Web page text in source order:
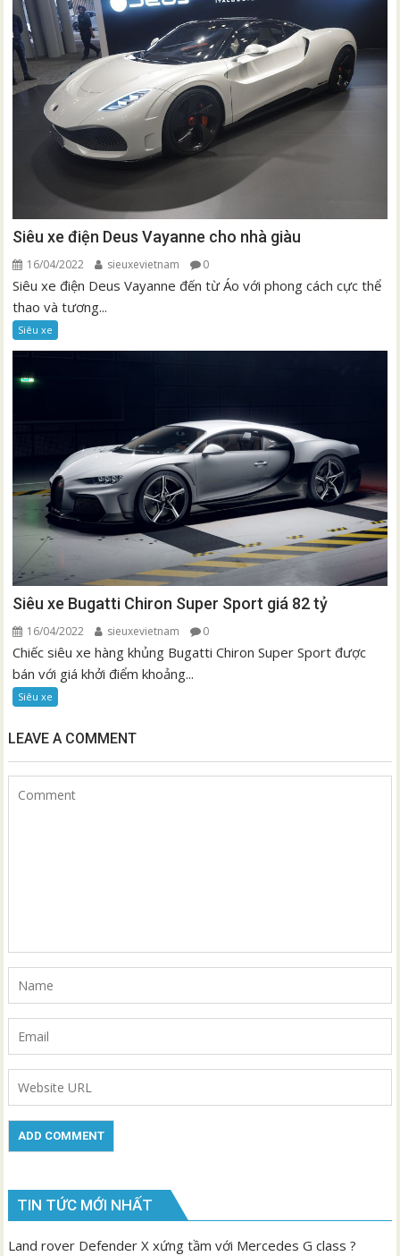
Siêu xe điện Deus Vayanne cho nhà giàu
16/04/2022 sieuxevietnam 0
Siêu xe điện Deus Vayanne đến từ Áo với phong cách cực thể
thao và tương...
Siêu xe
Siêu xe Bugatti Chiron Super Sport giá 82 tỷ
16/04/2022 sieuxevietnam 0
Chiếc siêu xe hàng khủng Bugatti Chiron Super Sport được
bán với giá khởi điểm khoảng...
Siêu xe
LEAVE A COMMENT
TIN TỨC MỚI NHẤT
Land rover Defender X xứng tầm với Mercedes G class ?